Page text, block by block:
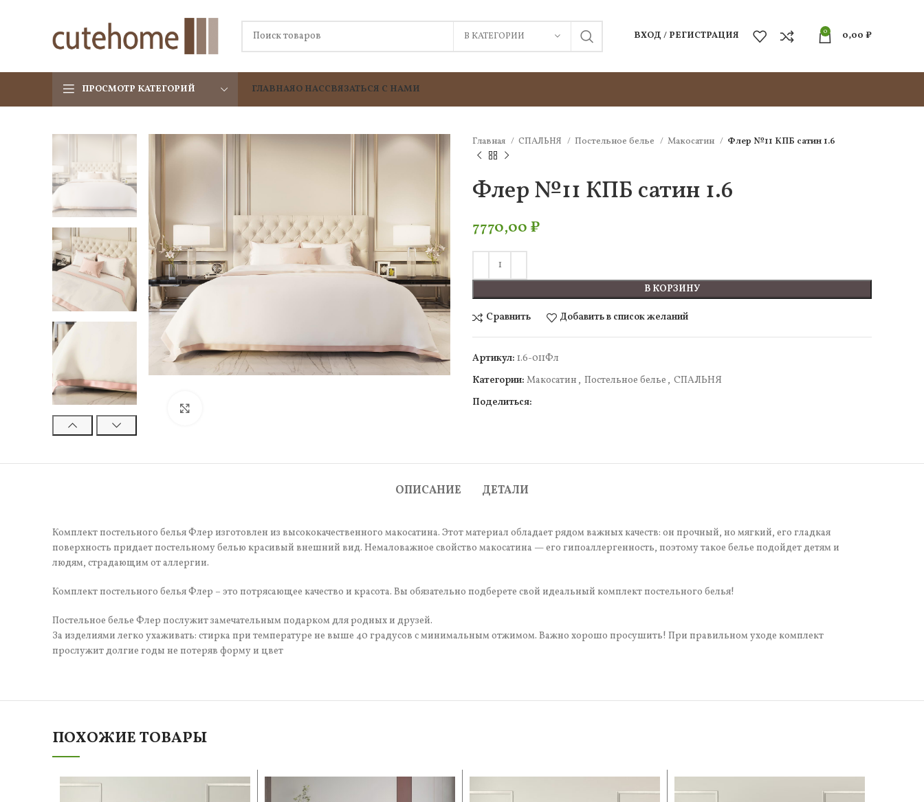
В КАТЕГОРИИ ВХОД / РЕГИСТРАЦИЯ 0 0,00 ₽
ПРОСМОТР КАТЕГОРИЙ ГЛАВНАЯО НАССВЯЗАТЬСЯ С НАМИ
Главная СПАЛЬНЯ Постельное белье Макосатин Флер №11 КПБ сатин 1.6
Флер №11 КПБ сатин 1.6
7770,00₽
В КОРЗИНУ
Сравнить Добавить в список желаний
Артикул: 1.6-011Фл
Категории: Макосатин , Постельное белье , СПАЛЬНЯ
Поделиться:
ОПИСАНИЕ ДЕТАЛИ
Комплект постельного белья Флер изготовлен из высококачественного макосатина. Этот материал обладает рядом важных качеств: он прочный, но мягкий, его гладкая
поверхность придает постельному белью красивый внешний вид. Немаловажное свойство макосатина — его гипоаллергенность, поэтому такое белье подойдет детям и
людям, страдающим от аллергии.
Комплект постельного белья Флер – это потрясающее качество и красота. Вы обязательно подберете свой идеальный комплект постельного белья!
Постельное белье Флер послужит замечательным подарком для родных и друзей.
За изделиями легко ухаживать: стирка при температуре не выше 40 градусов с минимальным отжимом. Важно хорошо просушить! При правильном уходе комплект
прослужит долгие годы не потеряв форму и цвет
ПОХОЖИЕ ТОВАРЫ